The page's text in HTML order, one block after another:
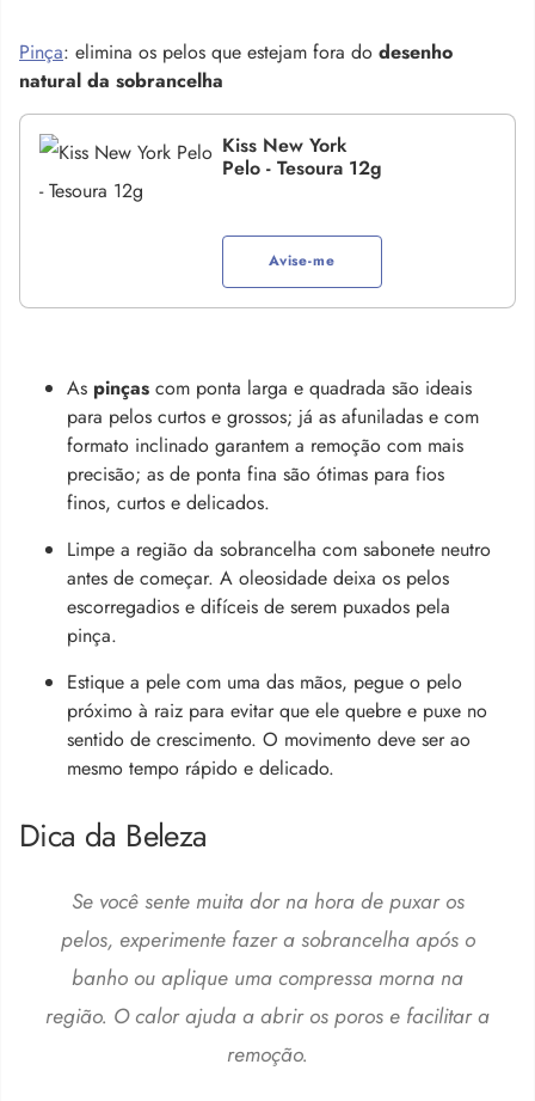
Pinça: elimina os pelos que estejam fora do desenho
natural da sobrancelha
Kiss New York
Pelo - Tesoura 12g
Avise-me
As pinças com ponta larga e quadrada são ideais
para pelos curtos e grossos; já as afuniladas e com
formato inclinado garantem a remoção com mais
precisão; as de ponta fina são ótimas para fios
finos, curtos e delicados.
Limpe a região da sobrancelha com sabonete neutro
antes de começar. A oleosidade deixa os pelos
escorregadios e difíceis de serem puxados pela
pinça.
Estique a pele com uma das mãos, pegue o pelo
próximo à raiz para evitar que ele quebre e puxe no
sentido de crescimento. O movimento deve ser ao
mesmo tempo rápido e delicado.
Dica da Beleza
Se você sente muita dor na hora de puxar os
pelos, experimente fazer a sobrancelha após o
banho ou aplique uma compressa morna na
região. O calor ajuda a abrir os poros e facilitar a
remoção.